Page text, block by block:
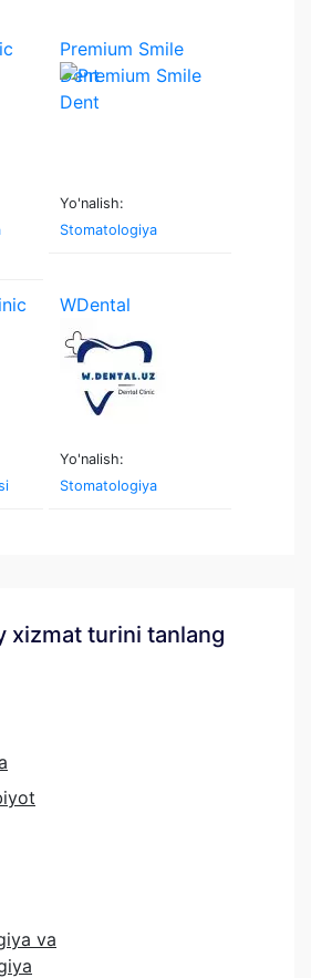
Premium Smile
Dent
Yo'nalish:
Stomatologiya
WDental
Yo'nalish:
Stomatologiya
xizmat turini tanlang
va